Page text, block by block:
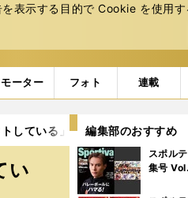
表⽰する⽬的で Cookie を使⽤す
モーター フォト 連載
している」三浦璃来・木原龍一が
い
編集部のおすすめ
スポル
集号